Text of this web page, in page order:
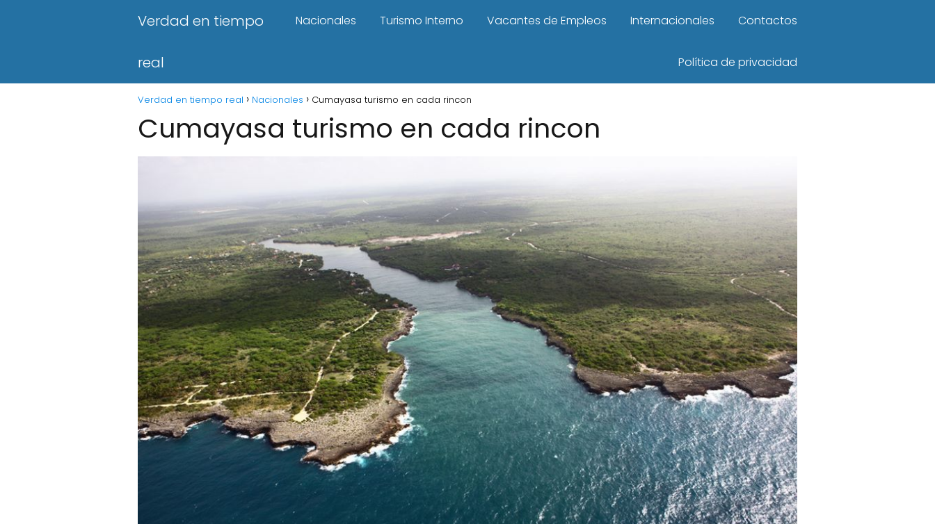
Verdad en tiempo
real
Nacionales Turismo Interno Vacantes de Empleos Internacionales Contactos
Política de privacidad
Verdad en tiempo real Nacionales Cumayasa turismo en cada rincon
Cumayasa turismo en cada rincon